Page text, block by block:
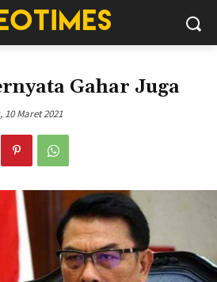
Gahar Juga
10 Maret 2021